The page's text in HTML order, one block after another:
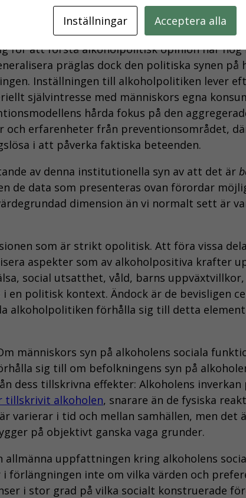
med att nyansera diskussionen något. Hur
för att förstå alkoholpolitisk opinion har
präglas dock den politiska synen
Inställningen till alkoholpolitiken lever
självintresse med människors egna
hårda fokus på den
erfarenheter från preventionsområdet, där
i att påverka faktiska beteenden.
av denna institutionella syn av att det är
de data som presenteras ovan förordar
dimension än vi normalt sett är
som är strikt opolitisk. Att föra vissa
aspekter som av alkoholpositiva krafter
social utsatthet, våld, barns uppväxtvillkor,
politisk kontext. Ändock är de bevisligen
alkoholpolitiken förhålla sig till detta
människors syn på alkoholens sociala
sig till om befolkningens syn på
tillskrivna effekter: Alkoholens inverkan
tillskrivit alkoholen, snarare än de fysiska
varierar i tid och mellan samhällen, men det
på objektivt ganska vaga grunder.
uppfattningen kring alkoholens
förlängningen inte om vilka värden och
i stor grad på vilka socialt konstruerade
Inställningar Acceptera alla